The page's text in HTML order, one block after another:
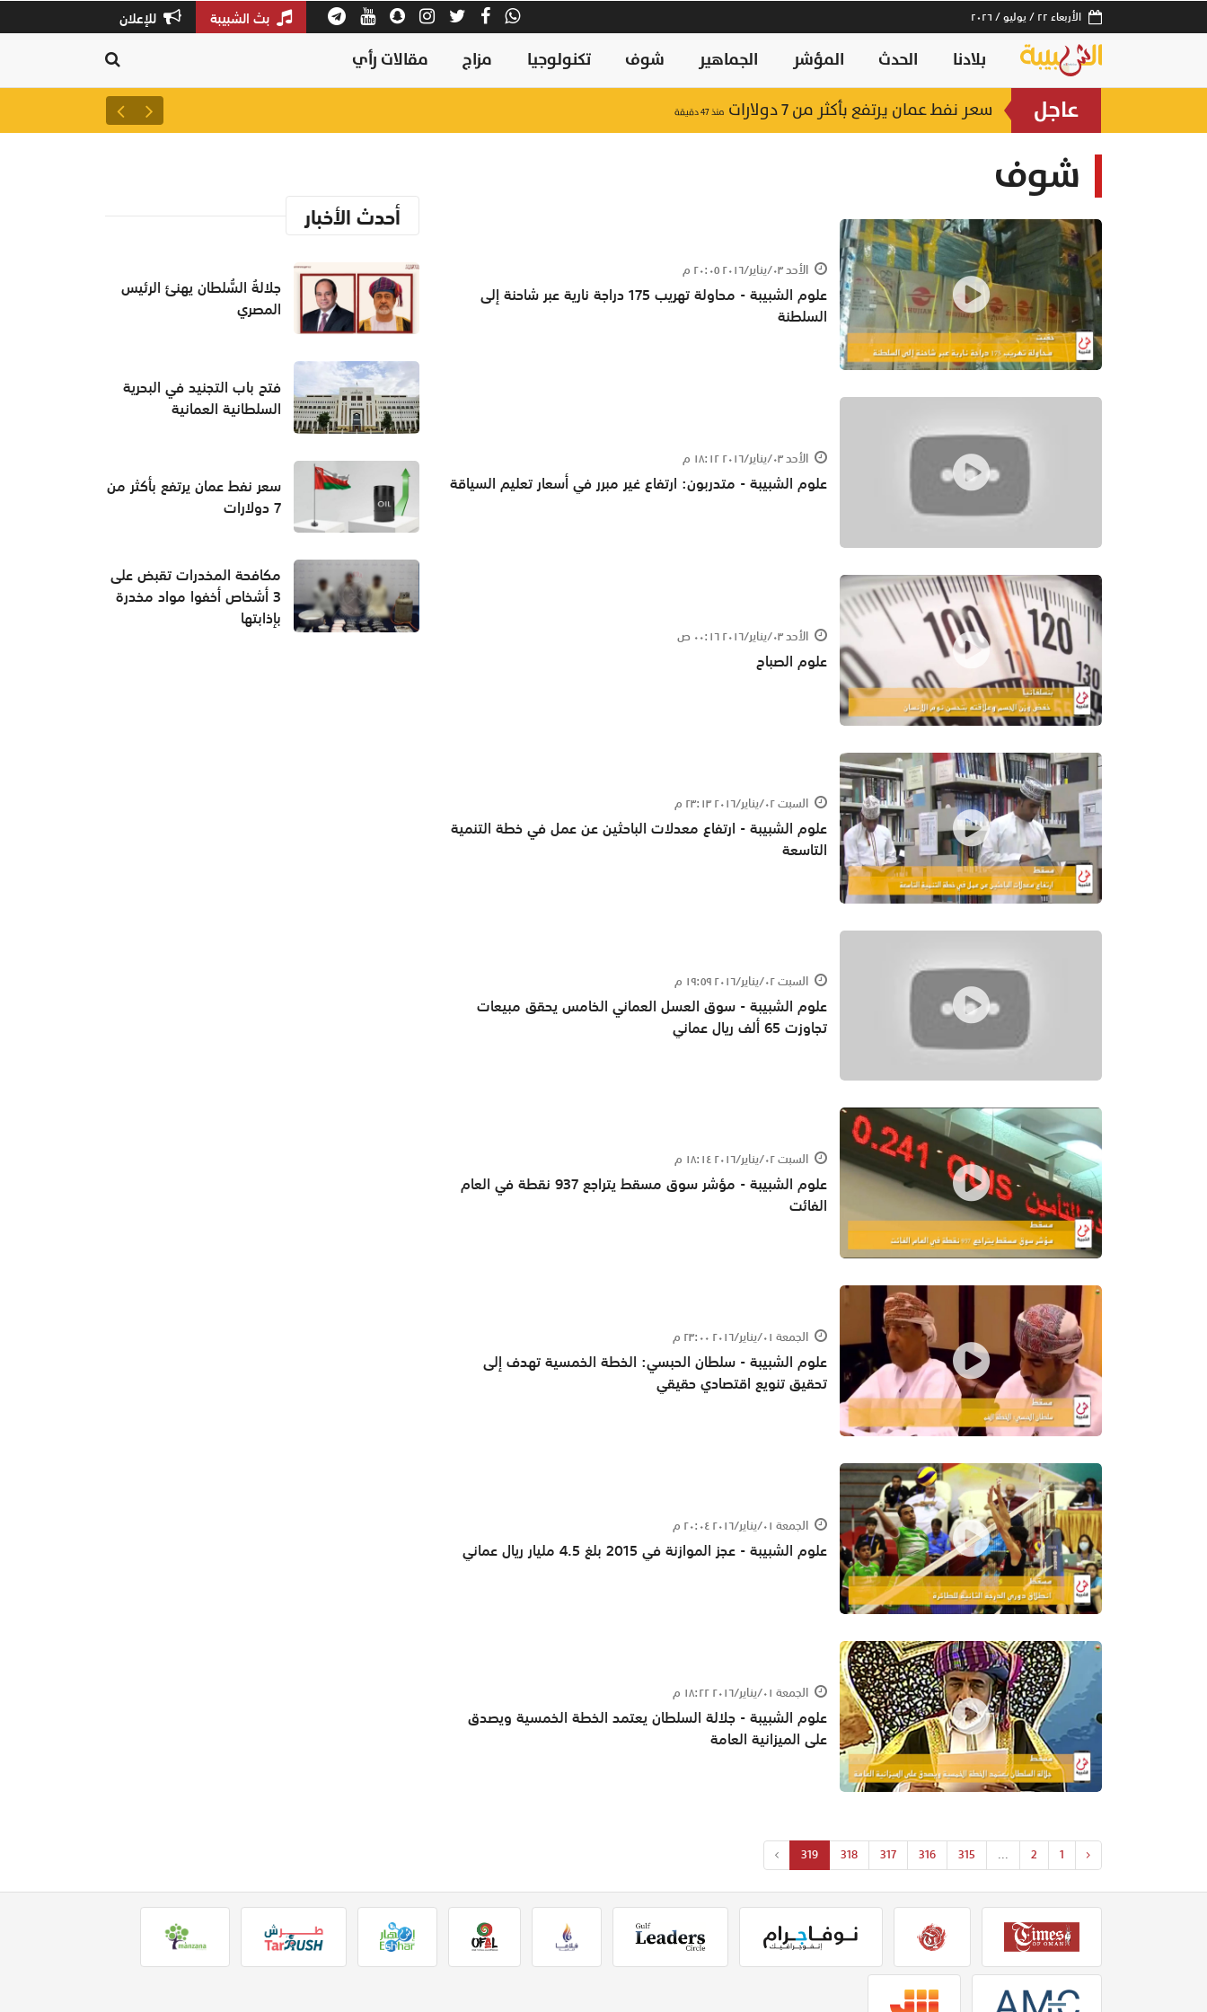
الأربعاء ٢٢ / يوليو / ٢٠٢٦ بث الشبيبة للإعلان
بلادنا الحدث المؤشر الجماهير شوف تكنولوجيا مزاج مقالات رأي
عاجل سعر نفط عمان يرتفع بأكثر من 7 دولارات منذ ٤٧ دقيقة مكافحة المخدرات تقبض على 3 أشخاص أخفوا مواد مخدرة بإذابتها
شوف
الأحد ٠٣/يناير/٢٠١٦ ٢٠:٠٥ م
علوم الشبيبة - محاولة تهريب 175 دراجة نارية عبر شاحنة إلى
السلطنة
الأحد ٠٣/يناير/٢٠١٦ ١٨:١٢ م
علوم الشبيبة - متدربون: ارتفاع غير مبرر في أسعار تعليم السياقة
الأحد ٠٣/يناير/٢٠١٦ ٠٠:١٦ ص
علوم الصباح
السبت ٠٢/يناير/٢٠١٦ ٢٣:١٣ م
علوم الشبيبة - ارتفاع معدلات الباحثين عن عمل في خطة التنمية
التاسعة
السبت ٠٢/يناير/٢٠١٦ ١٩:٥٩ م
علوم الشبيبة - سوق العسل العماني الخامس يحقق مبيعات
تجاوزت 65 ألف ريال عماني
السبت ٠٢/يناير/٢٠١٦ ١٨:١٤ م
علوم الشبيبة - مؤشر سوق مسقط يتراجع 937 نقطة في العام
الفائت
الجمعة ٠١/يناير/٢٠١٦ ٢٣:٠٠ م
علوم الشبيبة - سلطان الحبسي: الخطة الخمسية تهدف إلى
تحقيق تنويع اقتصادي حقيقي
الجمعة ٠١/يناير/٢٠١٦ ٢٠:٠٤ م
علوم الشبيبة - عجز الموازنة في 2015 بلغ 4.5 مليار ريال عماني
الجمعة ٠١/يناير/٢٠١٦ ١٨:٢٢ م
علوم الشبيبة - جلالة السلطان يعتمد الخطة الخمسية ويصدق
على الميزانية العامة
1
2
...
315
316
317
318
319
أحدث الأخبار
جلالةُ السُّلطان يهنئ الرئيس
المصري
فتح باب التجنيد في البحرية
السلطانية العمانية
سعر نفط عمان يرتفع بأكثر من
7 دولارات
مكافحة المخدرات تقبض على
3 أشخاص أخفوا مواد مخدرة
بإذابتها